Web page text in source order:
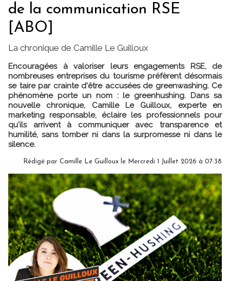
de la communication RSE
[ABO]
La chronique de Camille Le Guilloux
Encouragées à valoriser leurs engagements RSE, de
nombreuses entreprises du tourisme préfèrent désormais
se taire par crainte d'être accusées de greenwashing. Ce
phénomène porte un nom : le greenhushing. Dans sa
nouvelle chronique, Camille Le Guilloux, experte en
marketing responsable, éclaire les professionnels pour
qu'ils arrivent à communiquer avec transparence et
humilité, sans tomber ni dans la surpromesse ni dans le
silence.
Rédigé par Camille Le Guilloux le Mercredi 1 Juillet 2026 à 07:38